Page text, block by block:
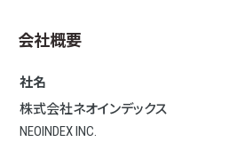
会社概要
社名
株式会社ネオインデックス
NEOINDEX INC.